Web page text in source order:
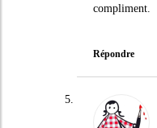
compliment.
Répondre